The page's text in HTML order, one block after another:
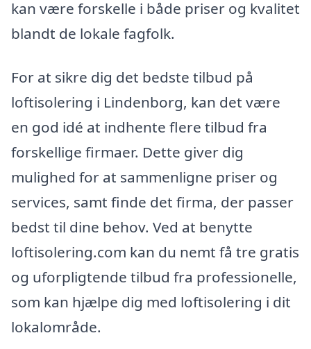
kan være forskelle i både priser og kvalitet
blandt de lokale fagfolk.
For at sikre dig det bedste tilbud på
loftisolering i Lindenborg, kan det være
en god idé at indhente flere tilbud fra
forskellige firmaer. Dette giver dig
mulighed for at sammenligne priser og
services, samt finde det firma, der passer
bedst til dine behov. Ved at benytte
loftisolering.com kan du nemt få tre gratis
og uforpligtende tilbud fra professionelle,
som kan hjælpe dig med loftisolering i dit
lokalområde.